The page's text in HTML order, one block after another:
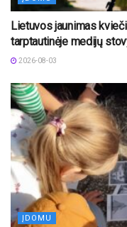
Lietuvos jaunimas
tarptautinėje medijų
2026-08-03
ĮDOMU